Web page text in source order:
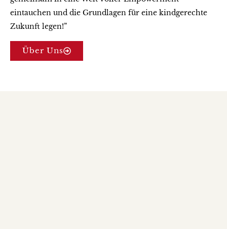
eintauchen und die Grundlagen für eine kindgerechte
Zukunft legen!”
Über Uns